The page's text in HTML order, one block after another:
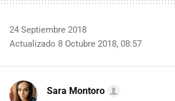
24 Septiembre 2018
Actualizado 8 Octubre 2018, 08:57
Sara Montoro